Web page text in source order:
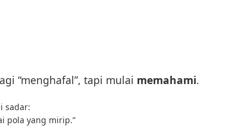
“menghafal”, tapi mulai memahami.
sadar:
pola yang mirip.”